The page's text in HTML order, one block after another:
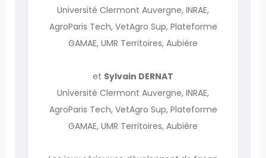
Université Clermont Auvergne, INRAE,
AgroParis Tech, VetAgro Sup, Plateforme
GAMAE, UMR Territoires, Aubière
et Sylvain DERNAT
Université Clermont Auvergne, INRAE,
AgroParis Tech, VetAgro Sup, Plateforme
GAMAE, UMR Territoires, Aubière